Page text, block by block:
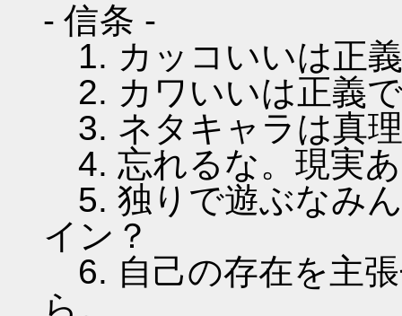
- 信条 -
1. カッコいいは正
2. カワいいは正義
3. ネタキャラは真
4. 忘れるな。現実
5. 独りで遊ぶなみ
イン？
6. 自己の存在を主
ら。